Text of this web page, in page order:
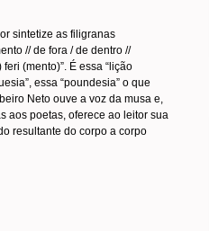
sintetize as filigranas
// de fora / de dentro //
(mento)”. É essa “lição
essa “poundesia” o que
Neto ouve a voz da musa e,
aos poetas, oferece ao leitor sua
resultante do corpo a corpo